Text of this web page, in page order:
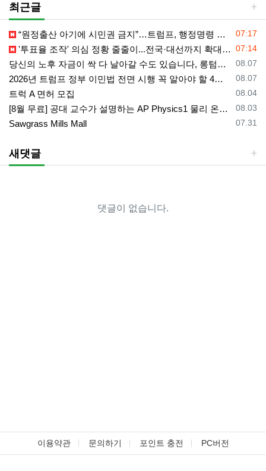
최근글
등록일
07:17
“원정출산 아기에 시민권 금지”…트럼프, 행정명령 서명
등록일
07:14
'투표율 조작' 의심 정황 줄줄이...전국·대선까지 확대되나
등록일
08.07
당신의 노후 자금이 싹 다 날아갈 수도 있습니다, 롱텀케어 준비 하기
등록일
08.07
2026년 트럼프 정부 이민법 전면 시행 꼭 알아야 할 4가지!!
등록일
08.04
트럭 A 면허 모집
등록일
08.03
[8월 무료] 공대 교수가 설명하는 AP Physics1 물리 온라인 강의
등록일
07.31
Sawgrass Mills Mall
새댓글
댓글이 없습니다.
이용약관 문의하기 포인트 충전 PC버전